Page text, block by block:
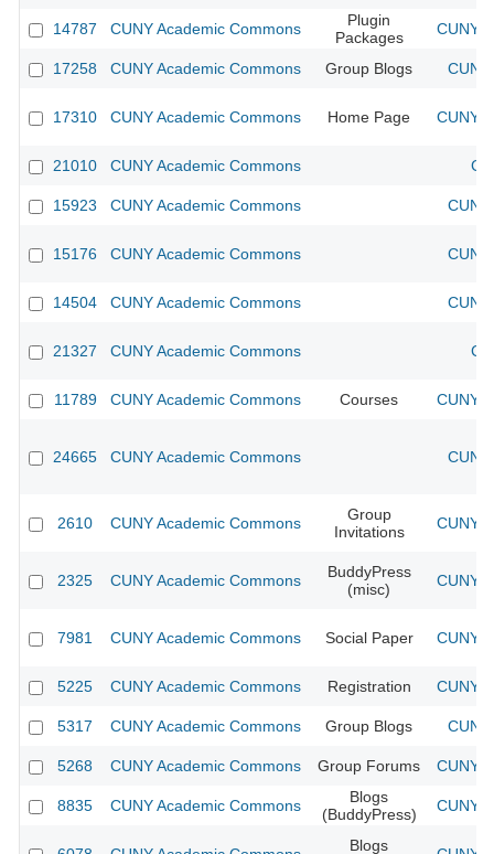
14787 CUNY Academic Commons
Plugin
Packages
CUNY
17258 CUNY Academic Commons Group Blogs
17310 CUNY Academic Commons Home Page CUNY
21010 CUNY Academic Commons
15923 CUNY Academic Commons
15176 CUNY Academic Commons
14504 CUNY Academic Commons
21327 CUNY Academic Commons
11789 CUNY Academic Commons Courses CUNY
24665 CUNY Academic Commons
2610 CUNY Academic Commons
Group
Invitations
CUNY
2325 CUNY Academic Commons
BuddyPress
(misc)
CUNY
7981 CUNY Academic Commons Social Paper CUNY
5225 CUNY Academic Commons Registration CUNY
5317 CUNY Academic Commons Group Blogs
5268 CUNY Academic Commons Group Forums CUNY
8835 CUNY Academic Commons
Blogs
(BuddyPress)
CUNY
Blogs